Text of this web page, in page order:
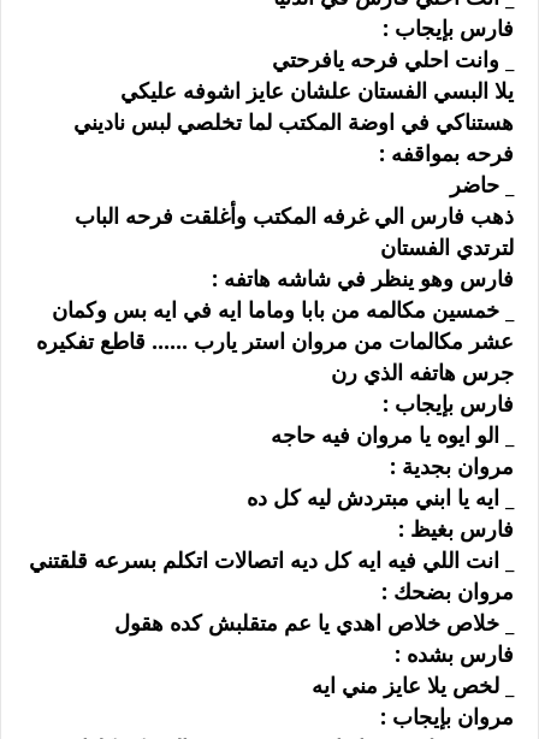
ﻓﺎﺭﺱ ﺑﺈﻳﺠﺎﺏ :
_ ﻭﺍﻧﺖ ﺍﺣﻠﻲ ﻓﺮﺣﻪ ﻳﺎﻓﺮﺣﺘﻲ
ﻳﻼ ﺍﻟﺒﺴﻲ ﺍﻟﻔﺴﺘﺎﻥ ﻋﻠﺸﺎﻥ ﻋﺎﻳﺰ ﺍﺷﻮﻓﻪ ﻋﻠﻴﻜﻲ
ﻫﺴﺘﻨﺎﻛﻲ ﻓﻲ ﺍﻭﺿﺔ ﺍﻟﻤﻜﺘﺐ ﻟﻤﺎ ﺗﺨﻠﺼﻲ ﻟﺒﺲ ﻧﺎﺩﻳﻨﻲ
ﻓﺮﺣﻪ ﺑﻤﻮﺍﻗﻔﻪ :
_ ﺣﺎﺿﺮ
ﺫﻫﺐ ﻓﺎﺭﺱ ﺍﻟﻲ ﻏﺮﻓﻪ ﺍﻟﻤﻜﺘﺐ ﻭﺃﻏﻠﻘﺖ ﻓﺮﺣﻪ ﺍﻟﺒﺎﺏ
ﻟﺘﺮﺗﺪﻱ ﺍﻟﻔﺴﺘﺎﻥ
ﻓﺎﺭﺱ ﻭﻫﻮ ﻳﻨﻈﺮ ﻓﻲ ﺷﺎﺷﻪ ﻫﺎﺗﻔﻪ :
_ ﺧﻤﺴﻴﻦ ﻣﻜﺎﻟﻤﻪ ﻣﻦ ﺑﺎﺑﺎ ﻭﻣﺎﻣﺎ ﺍﻳﻪ ﻓﻲ ﺍﻳﻪ ﺑﺲ ﻭﻛﻤﺎﻥ
ﻋﺸﺮ ﻣﻜﺎﻟﻤﺎﺕ ﻣﻦ ﻣﺮﻭﺍﻥ ﺍﺳﺘﺮ ﻳﺎﺭﺏ ...... ﻗﺎﻃﻊ ﺗﻔﻜﻴﺮﻩ
ﺟﺮﺱ ﻫﺎﺗﻔﻪ ﺍﻟﺬﻱ ﺭﻥ
ﻓﺎﺭﺱ ﺑﺈﻳﺠﺎﺏ :
_ ﺍﻟﻮ ﺍﻳﻮﻩ ﻳﺎ ﻣﺮﻭﺍﻥ ﻓﻴﻪ ﺣﺎﺟﻪ
ﻣﺮﻭﺍﻥ ﺑﺠﺪﻳﺔ :
_ ﺍﻳﻪ ﻳﺎ ﺍﺑﻨﻲ ﻣﺒﺘﺮﺩﺵ ﻟﻴﻪ ﻛﻞ ﺩﻩ
ﻓﺎﺭﺱ ﺑﻐﻴﻆ :
_ ﺍﻧﺖ ﺍﻟﻠﻲ ﻓﻴﻪ ﺍﻳﻪ ﻛﻞ ﺩﻳﻪ ﺍﺗﺼﺎﻻﺕ ﺍﺗﻜﻠﻢ ﺑﺴﺮﻋﻪ ﻗﻠﻘﺘﻨﻲ
ﻣﺮﻭﺍﻥ ﺑﻀﺤﻚ :
_ ﺧﻼﺹ ﺧﻼﺹ ﺍﻫﺪﻱ ﻳﺎ ﻋﻢ ﻣﺘﻘﻠﺒﺶ ﻛﺪﻩ ﻫﻘﻮﻝ
ﻓﺎﺭﺱ ﺑﺸﺪﻩ :
_ ﻟﺨﺺ ﻳﻼ ﻋﺎﻳﺰ ﻣﻨﻲ ﺍﻳﻪ
ﻣﺮﻭﺍﻥ ﺑﺈﻳﺠﺎﺏ :